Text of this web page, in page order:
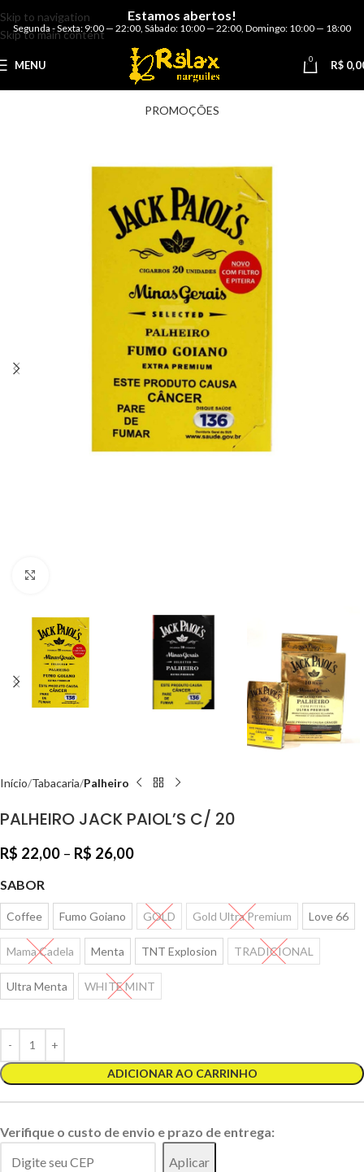
Skip to navigation
Skip to main content
Estamos abertos!
Segunda - Sexta: 9:00 — 22:00 Sábado: 10:00 — 22:00 Domingo: 10:00 — 18:00
MENU 0 R$
PROMOÇÕES
Início Tabacaria Palheiro
PALHEIRO JACK PAIOL’S C/ 20
R$ 22,00 – R$ 26,00
SABOR
Coffee Fumo Goiano GOLD Gold Ultra Premium Love 66
Mama Cadela Menta TNT Explosion TRADICIONAL
Ultra Menta WHITE MINT
ADICIONAR AO CARRINHO
Verifique o custo de envio e prazo de entrega:
Aplicar